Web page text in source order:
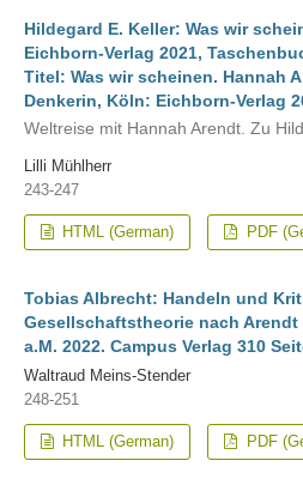
Hildegard E. Keller: Was wir
Eichborn-Verlag 2021,
Titel: Was wir scheinen. Hannah
Denkerin, Köln: Eichborn-Verlag
Weltreise mit Hannah Arendt. Zu
Lilli Mühlherr
243-247
HTML (German) PDF
Tobias Albrecht: Handeln und
Gesellschaftstheorie nach
a.M. 2022. Campus Verlag 310
Waltraud Meins-Stender
248-251
HTML (German) PDF